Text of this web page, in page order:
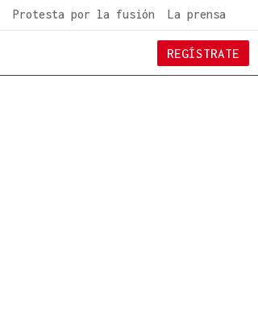
Protesta por la fusión La prensa
REGÍSTRATE